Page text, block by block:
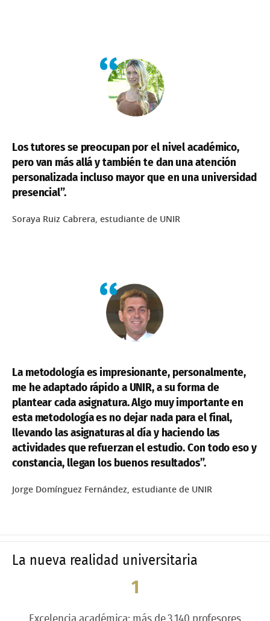
Los tutores se preocupan por el nivel académico,
pero van más allá y también te dan una atención
personalizada incluso mayor que en una universidad
presencial”.
Soraya Ruiz Cabrera, estudiante de UNIR
La metodología es impresionante, personalmente,
me he adaptado rápido a UNIR, a su forma de
plantear cada asignatura. Algo muy importante en
esta metodología es no dejar nada para el final,
llevando las asignaturas al día y haciendo las
actividades que refuerzan el estudio. Con todo eso y
constancia, llegan los buenos resultados”.
Jorge Domínguez Fernández, estudiante de UNIR
La nueva realidad universitaria
1